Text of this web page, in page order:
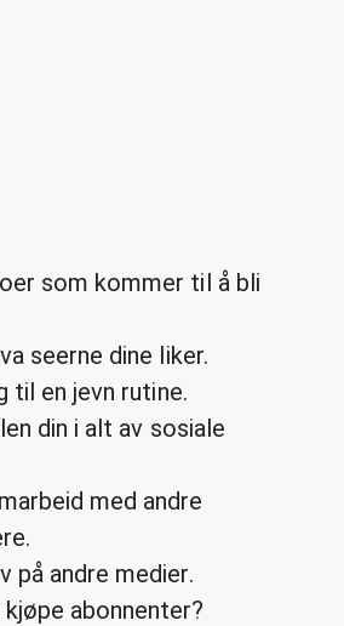
som kommer til å bli
seerne dine liker.
til en jevn rutine.
din i alt av sosiale
med andre
på andre medier.
kjøpe abonnenter?